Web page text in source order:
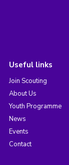
Useful links
Join Scouting
About Us
Youth Programme
News
Events
Contact